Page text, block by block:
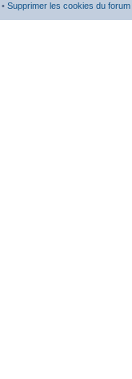
• Supprimer les cookies du forum